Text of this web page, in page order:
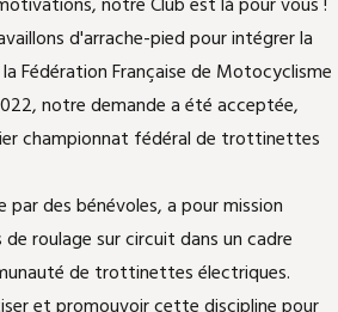
d'arrache-pied pour intégrer la
Fédération Française de Motocyclisme
notre demande a été acceptée,
championnat fédéral de trottinettes
des bénévoles, a pour mission
roulage sur circuit dans un cadre
de trottinettes électriques.